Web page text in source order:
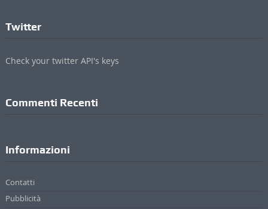
Twitter
Check your twitter API's keys
Commenti Recenti
Informazioni
Contatti
Pubblicità